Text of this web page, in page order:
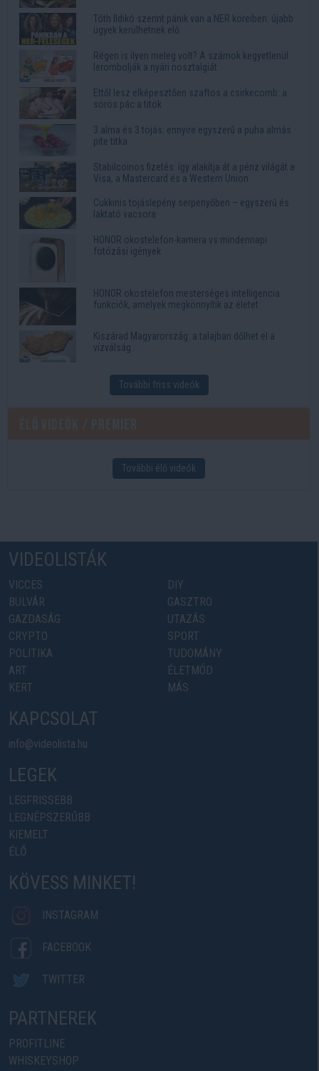
Tóth Ildikó szerint pánik van a NER köreiben: újabb
ügyek kerülhetnek elő
Régen is ilyen meleg volt? A számok kegyetlenül
lerombolják a nyári nosztalgiát
Ettől lesz elképesztően szaftos a csirkecomb: a
sörös pác a titok
3 alma és 3 tojás: ennyire egyszerű a puha almás
pite titka
Stabilcoinos fizetés: így alakítja át a pénz világát a
Visa, a Mastercard és a Western Union
Cukkinis tojáslepény serpenyőben – egyszerű és
laktató vacsora
HONOR okostelefon-kamera vs mindennapi
fotózási igények
HONOR okostelefon mesterséges intelligencia
funkciók, amelyek megkönnyítik az életet
Kiszárad Magyarország: a talajban dőlhet el a
vízválság
További friss videók
További élő videók
VIDEOLISTÁK
VICCES
BULVÁR
GAZDASÁG
CRYPTO
POLITIKA
ART
KERT
DIY
GASZTRO
UTAZÁS
SPORT
TUDOMÁNY
ÉLETMÓD
MÁS
KAPCSOLAT
info@videolista.hu
LEGEK
LEGFRISSEBB
LEGNÉPSZERŰBB
KIEMELT
ÉLŐ
KÖVESS MINKET!
INSTAGRAM
FACEBOOK
TWITTER
PARTNEREK
PROFITLINE
WHISKEYSHOP